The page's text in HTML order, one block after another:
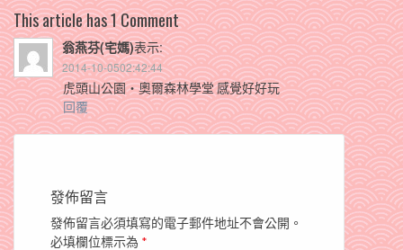
This article has 1 Comment
翁燕芬(宅媽)表示:
2014-10-0502:42:44
虎頭山公園‧奧爾森林學堂 感覺好好玩
回覆
發佈留言
發佈留言必須填寫的電子郵件地址不會公開。
必填欄位標示為 *